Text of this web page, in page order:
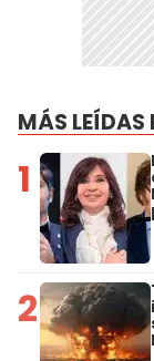
MÁS LEÍDAS
1
2